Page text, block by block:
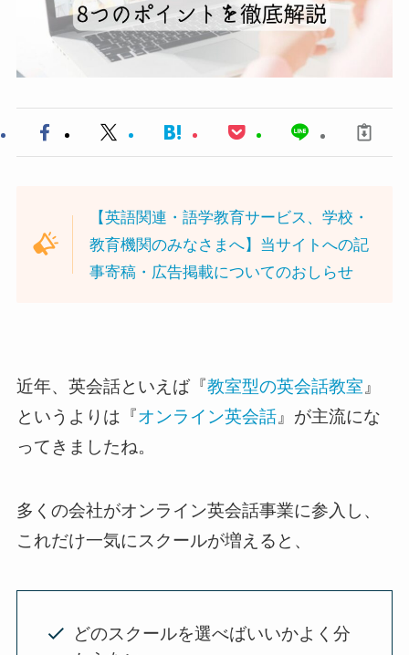
【英語関連・語学教育サービス、学校・
教育機関のみなさまへ】当サイトへの記
事寄稿・広告掲載についてのおしらせ
近年、英会話といえば『教室型の英会話教室 』
というよりは『オンライン英会話』が主流にな
ってきましたね。
多くの会社がオンライン英会話事業に参入し、
これだけ一気にスクールが増えると、
どのスクールを選べばいいかよく分